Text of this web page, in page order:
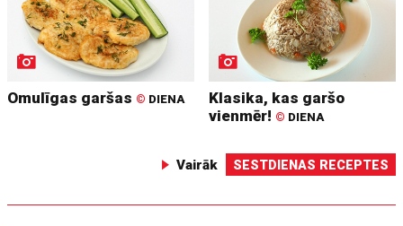
Omulīgas garšas © DIENA
Klasika, kas garšo
vienmēr! © DIENA
Vairāk SESTDIENAS RECEPTES